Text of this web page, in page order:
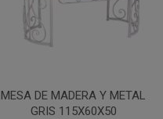
MESA DE MADERA Y METAL
GRIS 115X60X50